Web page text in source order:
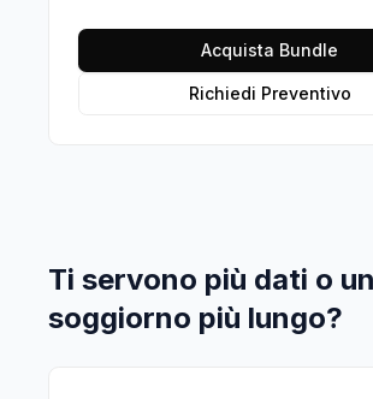
Acquista Bundle
Richiedi Preventivo
Ti servono più dati o un
soggiorno più lungo?